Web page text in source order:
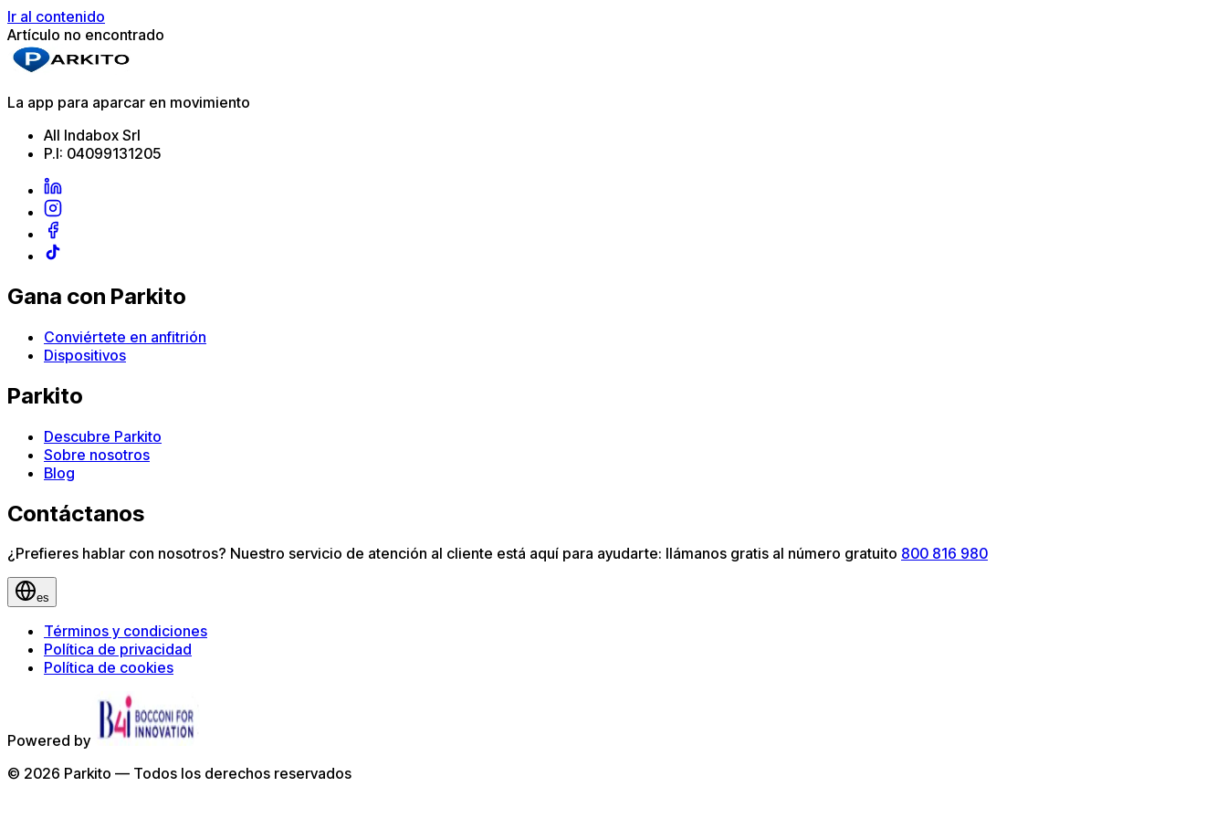
Ir al contenido
Artículo no encontrado
La app para aparcar en movimiento
All Indabox Srl
P.I: 04099131205
Gana con Parkito
Conviértete en anfitrión
Dispositivos
Parkito
Descubre Parkito
Sobre nosotros
Blog
Contáctanos
¿Prefieres hablar con nosotros? Nuestro servicio de atención al cliente está aquí para ayudarte: llámanos gratis al número gratuito 800 816 980
es
Términos y condiciones
Política de privacidad
Política de cookies
Powered by
© 2026 Parkito — Todos los derechos reservados